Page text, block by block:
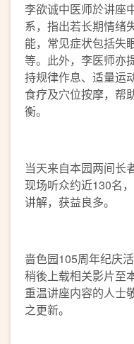
李欲诚中医师於讲座
系，指出若长期情绪
能，常见症状包括失
等。此外，李医师亦
持规律作息、适量运
食疗及穴位按摩，帮
衡。
当天来自本园两间长
现场听众约近130名
讲解，获益良多。
啬色园105周年纪庆
稍後上载相关影片至
重温讲座内容的人士
之更新。